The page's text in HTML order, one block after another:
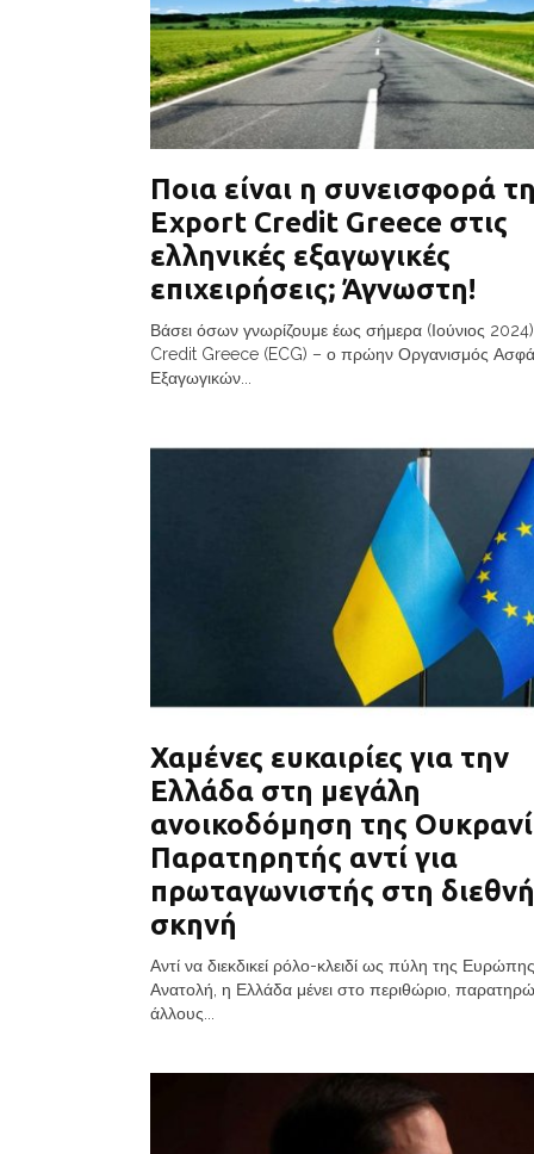
Ποια είναι η συνεισφορά
Export Credit Greece στις
ελληνικές εξαγωγικές
επιχειρήσεις; Άγνωστη!
Βάσει όσων γνωρίζουμε έως σήμερα (Ιούνιος
Credit Greece (ECG) – ο πρώην Οργανισμός
Εξαγωγικών...
Χαμένες ευκαιρίες για την
Ελλάδα στη μεγάλη
ανοικοδόμηση της
Παρατηρητής αντί για
πρωταγωνιστής στη διεθνή
σκηνή
Αντί να διεκδικεί ρόλο-κλειδί ως πύλη της
Ανατολή, η Ελλάδα μένει στο περιθώριο,
άλλους...